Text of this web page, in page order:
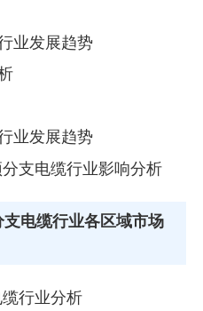
业发展趋势
业发展趋势
支电缆行业影响分析
电缆行业各区域市场
行业分析